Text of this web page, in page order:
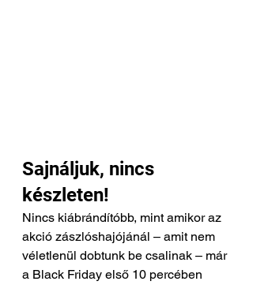
Sajnáljuk, nincs
készleten!
Nincs kiábrándítóbb, mint amikor az
akció zászlóshajójánál – amit nem
véletlenül dobtunk be csalinak – már
a Black Friday első 10 percében